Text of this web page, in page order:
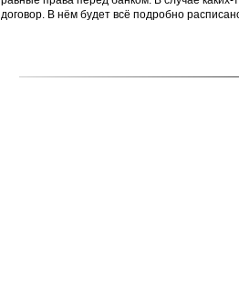
договор. В нём будет всё подробно